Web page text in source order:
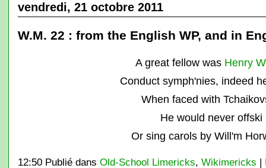
vendredi, 21 octobre 2011
W.M. 22 : from the English WP, and in
A great fellow was Henry
Conduct symph'nies, indeed
When faced with
He would never offski
Or sing carols by Will'm
12:50 Publié dans Old-School Limericks, Wikimericks |